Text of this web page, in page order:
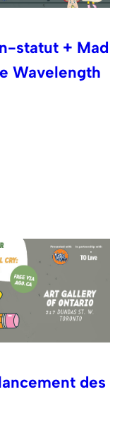
statut + Mad
Wavelength
des